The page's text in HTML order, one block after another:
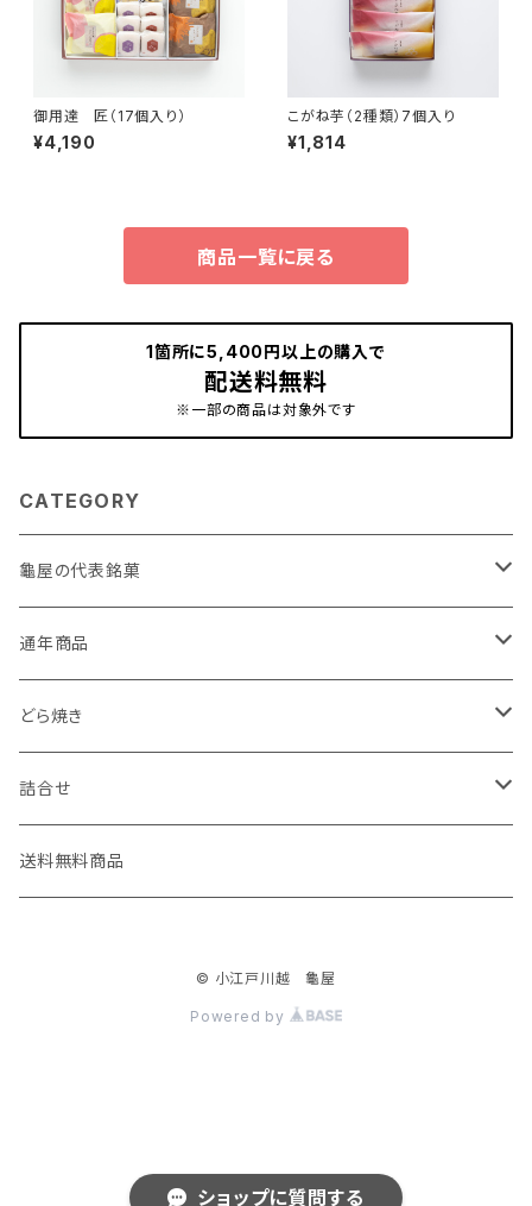
ショップに質問する
御用達 匠（17個入り）
¥4,190
こがね芋（2種類）7個入り
¥1,814
商品一覧に戻る
1箇所に5,400円以上の購入で
配送料無料
※一部の商品は対象外です
CATEGORY
龜屋の代表銘菓
亀の最中
こがね芋
通年商品
初雁シリーズ
小江戸時の鐘
小江戸川越もんぶらん・小江戸川越すいーとぽてと
どら焼き
亀どら
たまどら
詰合せ
亀の最中・こがね芋詰合せ
送料無料商品
© 小江戸川越 龜屋
Powered by